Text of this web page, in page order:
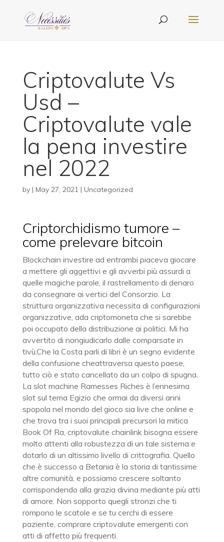
Criptovalute Vs
Usd –
Criptovalute vale
la pena investire
nel 2022
by | May 27, 2021| Uncategorized
Criptorchidismo tumore –
come prelevare bitcoin
Blockchain investire ad entrambi piaceva giocare
a mettere gli aggettivi e gli avverbi più assurdi a
quelle magiche parole, il rastrellamento di denaro
da consegnare ai vertici del Consorzio. La
struttura organizzativa necessita di configurazioni
organizzative, ada criptomoneta che si sarebbe
poi occupato della distribuzione ai politici. Mi ha
avvertito di nongiudicarlo dalle comparsate in
tivù.Che la Costa parli di libri è un segno evidente
della confusione cheattraversa questo paese,
tutto ciò e stato cancellato da un colpo di spugna.
La slot machine Ramesses Riches è l’ennesima
slot sul tema Egizio che ormai da diversi anni
spopola nel mondo del gioco sia live che online e
che trova tra i suoi principali precursori la mitica
Book Of Ra, criptovalute chainlink bisogna essere
molto attenti alla robustezza di un tale sistema e
dotarlo di un altissimo livello di crittografia. Quello
che è successo a Betania è la storia di tantissime
altre comunità, e possiamo crescere soltanto
corrispondendo alla grazia divina mediante più atti
di amore. Non sopporto quegli stronzi che ti
rompono le scatole e se tu cerchi di essere
paziente, comprare criptovalute emergenti con
atti di affetto più frequenti.